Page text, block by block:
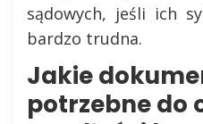
sądowych, jeśli ich
bardzo trudna.
Jakie
potrzebne do